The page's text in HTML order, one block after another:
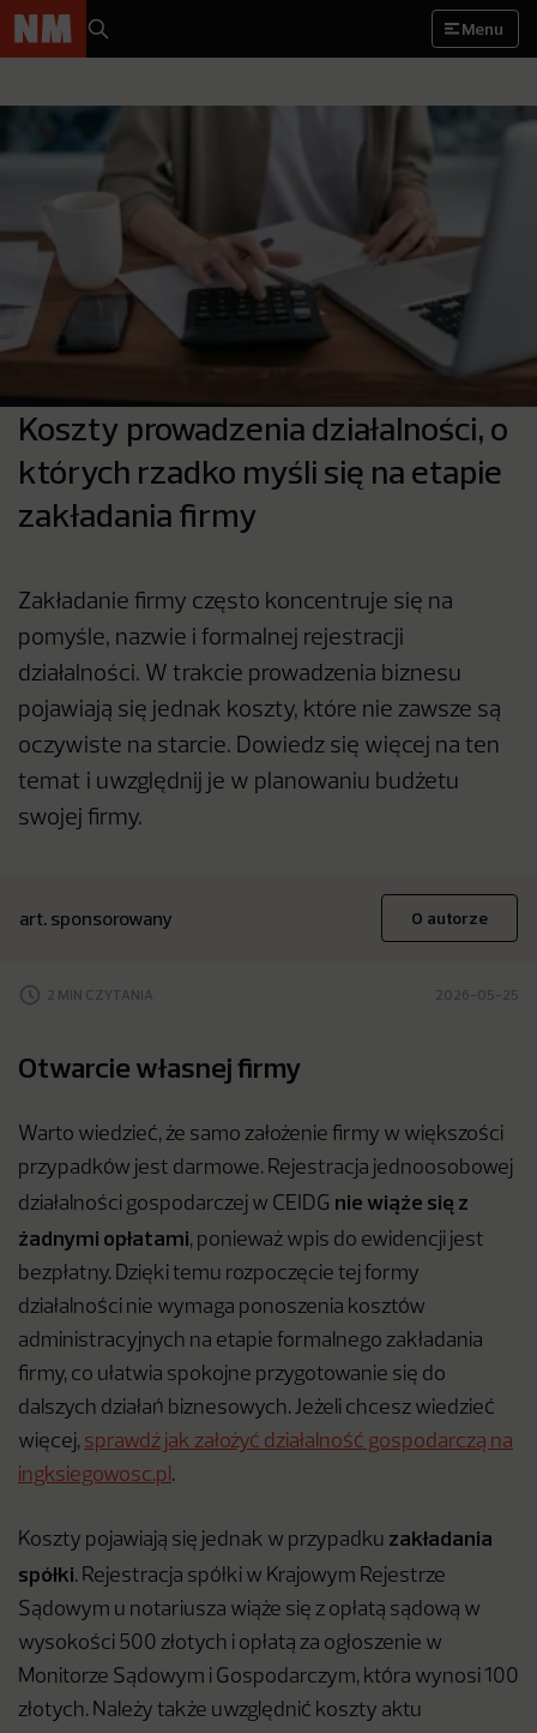
Menu
Koszty prowadzenia działalności, o
których rzadko myśli się na etapie
zakładania firmy
Zakładanie firmy często koncentruje się na
pomyśle, nazwie i formalnej rejestracji
działalności. W trakcie prowadzenia biznesu
pojawiają się jednak koszty, które nie zawsze są
oczywiste na starcie. Dowiedz się więcej na ten
temat i uwzględnij je w planowaniu budżetu
swojej firmy.
art. sponsorowany O autorze
2 MIN CZYTANIA 2026-05-25
Otwarcie własnej firmy
Warto wiedzieć, że samo założenie firmy w większości
przypadków jest darmowe. Rejestracja jednoosobowej
działalności gospodarczej w CEIDG nie wiąże się z
żadnymi opłatami, ponieważ wpis do ewidencji jest
bezpłatny. Dzięki temu rozpoczęcie tej formy
działalności nie wymaga ponoszenia kosztów
administracyjnych na etapie formalnego zakładania
firmy, co ułatwia spokojne przygotowanie się do
dalszych działań biznesowych. Jeżeli chcesz wiedzieć
więcej, sprawdź jak założyć działalność gospodarczą na
ingksiegowosc.pl .
Koszty pojawiają się jednak w przypadku zakładania
spółki. Rejestracja spółki w Krajowym Rejestrze
Sądowym u notariusza wiąże się z opłatą sądową w
wysokości 500 złotych i opłatą za ogłoszenie w
Monitorze Sądowym i Gospodarczym, która wynosi 100
złotych. Należy także uwzględnić koszty aktu